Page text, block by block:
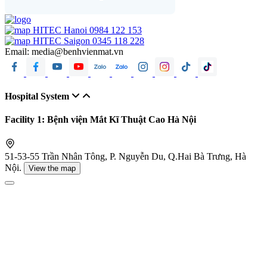
HITEC Hanoi 0984 122 153
HITEC Saigon 0345 118 228
Email: media@benhvienmat.vn
Hospital System
Facility 1: Bệnh viện Mắt Kĩ Thuật Cao Hà Nội
51-53-55 Trần Nhân Tông, P. Nguyễn Du, Q.Hai Bà Trưng, Hà
Nội.
View the map